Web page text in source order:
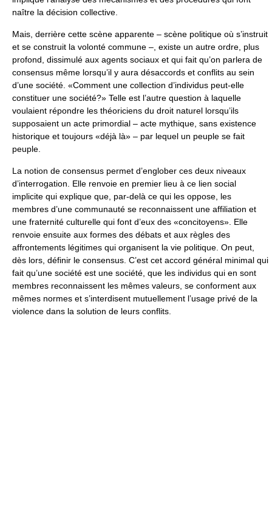
naître la décision collective.
Mais, derrière cette scène apparente – scène politique où s’instruit
et se construit la volonté commune –, existe un autre ordre, plus
profond, dissimulé aux agents sociaux et qui fait qu’on parlera de
consensus même lorsqu’il y aura désaccords et conflits au sein
d’une société. «Comment une collection d’individus peut-elle
constituer une société?» Telle est l’autre question à laquelle
voulaient répondre les théoriciens du droit naturel lorsqu’ils
supposaient un acte primordial – acte mythique, sans existence
historique et toujours «déjà là» – par lequel un peuple se fait
peuple.
La notion de consensus permet d’englober ces deux niveaux
d’interrogation. Elle renvoie en premier lieu à ce lien social
implicite qui explique que, par-delà ce qui les oppose, les
membres d’une communauté se reconnaissent une affiliation et
une fraternité culturelle qui font d’eux des «concitoyens». Elle
renvoie ensuite aux formes des débats et aux règles des
affrontements légitimes qui organisent la vie politique. On peut,
dès lors, définir le consensus. C’est cet accord général minimal qui
fait qu’une société est une société, que les individus qui en sont
membres reconnaissent les mêmes valeurs, se conforment aux
mêmes normes et s’interdisent mutuellement l’usage privé de la
violence dans la solution de leurs conflits.